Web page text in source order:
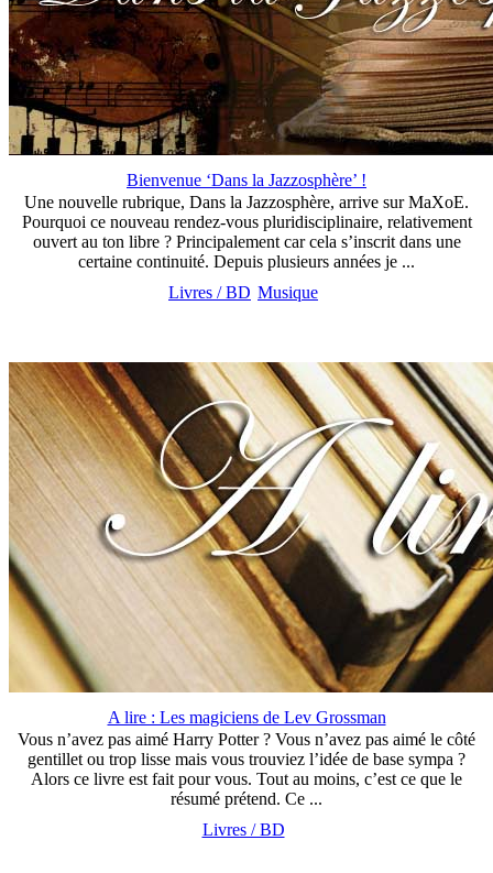
Bienvenue ‘Dans la Jazzosphère’ !
Une nouvelle rubrique, Dans la Jazzosphère, arrive sur MaXoE.
Pourquoi ce nouveau rendez-vous pluridisciplinaire, relativement
ouvert au ton libre ? Principalement car cela s’inscrit dans une
certaine continuité. Depuis plusieurs années je ...
Livres / BD Musique
A lire : Les magiciens de Lev Grossman
Vous n’avez pas aimé Harry Potter ? Vous n’avez pas aimé le côté
gentillet ou trop lisse mais vous trouviez l’idée de base sympa ?
Alors ce livre est fait pour vous. Tout au moins, c’est ce que le
résumé prétend. Ce ...
Livres / BD